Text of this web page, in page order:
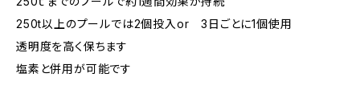
250t以上のプールでは2個投入or 3日ごとに1個使用
透明度を高く保ちます
塩素と併用が可能です